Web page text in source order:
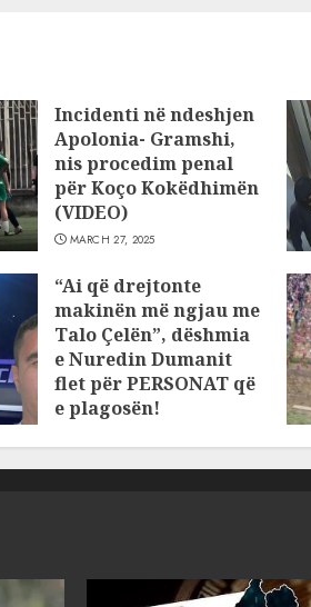
Incidenti në ndeshjen
Apolonia- Gramshi,
nis procedim penal
për Koço Kokëdhimën
(VIDEO)
MARCH 27, 2025
“Ai që drejtonte
makinën më ngjau me
Talo Çelën”, dëshmia
e Nuredin Dumanit
flet për PERSONAT që
e plagosën!